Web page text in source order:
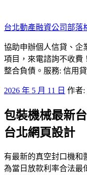
至
主
要
內
容
台北動產融資公司部落
協助申辦個人信貸、企
項目，來電諮詢不收費
整合負債。服務: 信用
發
於
2026 年 5 月 11 日 作者:
包裝機械最新
台北網頁設計
有最新的真空封口機和
為當日放款利率合法最